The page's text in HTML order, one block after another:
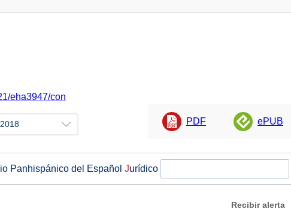
eha3947/con
PDF ePUB
Panhispánico del Español Jurídico
Recibir alerta